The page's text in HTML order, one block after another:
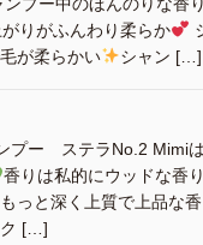
りがふんわり柔らか
が柔らかい
シャン […]
プー ステラNo.2 Mimi
香りは私的にウッドな香
っと深く上質で上品な香
ク […]